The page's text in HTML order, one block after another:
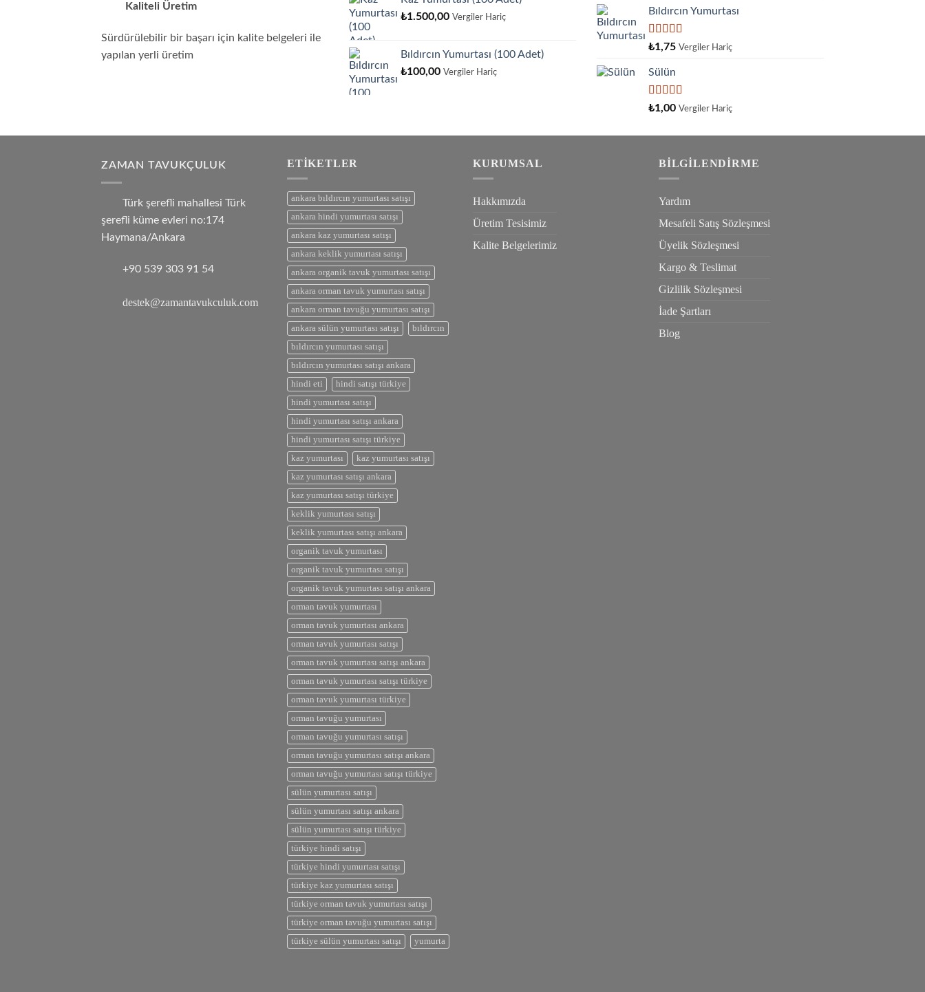
Kaliteli Üretim
Sürdürülebilir bir başarı için kalite belgeleri ile
yapılan yerli üretim
₺1.500,00 Vergiler Hariç
Bıldırcın Yumurtası (100 Adet)
₺100,00 Vergiler Hariç
4.00oy
aldı
Bıldırcın Yumurtası
5
4.33oy
aldı
₺1,75 Vergiler Hariç
Sülün
5
aldı
₺1,00 Vergiler Hariç
ZAMAN TAVUKÇULUK
Türk şerefli mahallesi Türk
şerefli küme evleri no:174
Haymana/Ankara
+90 539 303 91 54
destek@zamantavukculuk.com
ETIKETLER
ankara bıldırcın yumurtası satışı
ankara hindi yumurtası satışı
ankara kaz yumurtası satışı
ankara keklik yumurtası satışı
ankara organik tavuk yumurtası satışı
ankara orman tavuk yumurtası satışı
ankara orman tavuğu yumurtası satışı
ankara sülün yumurtası satışı
bıldırcın
bıldırcın yumurtası satışı
bıldırcın yumurtası satışı ankara
hindi eti
hindi satışı türkiye
hindi yumurtası satışı
hindi yumurtası satışı ankara
hindi yumurtası satışı türkiye
kaz yumurtası
kaz yumurtası satışı
kaz yumurtası satışı ankara
kaz yumurtası satışı türkiye
keklik yumurtası satışı
keklik yumurtası satışı ankara
organik tavuk yumurtası
organik tavuk yumurtası satışı
organik tavuk yumurtası satışı ankara
orman tavuk yumurtası
orman tavuk yumurtası ankara
orman tavuk yumurtası satışı
orman tavuk yumurtası satışı ankara
orman tavuk yumurtası satışı türkiye
orman tavuk yumurtası türkiye
orman tavuğu yumurtası
orman tavuğu yumurtası satışı
orman tavuğu yumurtası satışı ankara
orman tavuğu yumurtası satışı türkiye
sülün yumurtası satışı
sülün yumurtası satışı ankara
sülün yumurtası satışı türkiye
türkiye hindi satışı
türkiye hindi yumurtası satışı
türkiye kaz yumurtası satışı
türkiye orman tavuk yumurtası satışı
türkiye orman tavuğu yumurtası satışı
türkiye sülün yumurtası satışı
yumurta
KURUMSAL
Hakkımızda
Üretim Tesisimiz
Kalite Belgelerimiz
BILGILENDIRME
Yardım
Mesafeli Satış Sözleşmesi
Üyelik Sözleşmesi
Kargo & Teslimat
Gizlilik Sözleşmesi
İade Şartları
Blog